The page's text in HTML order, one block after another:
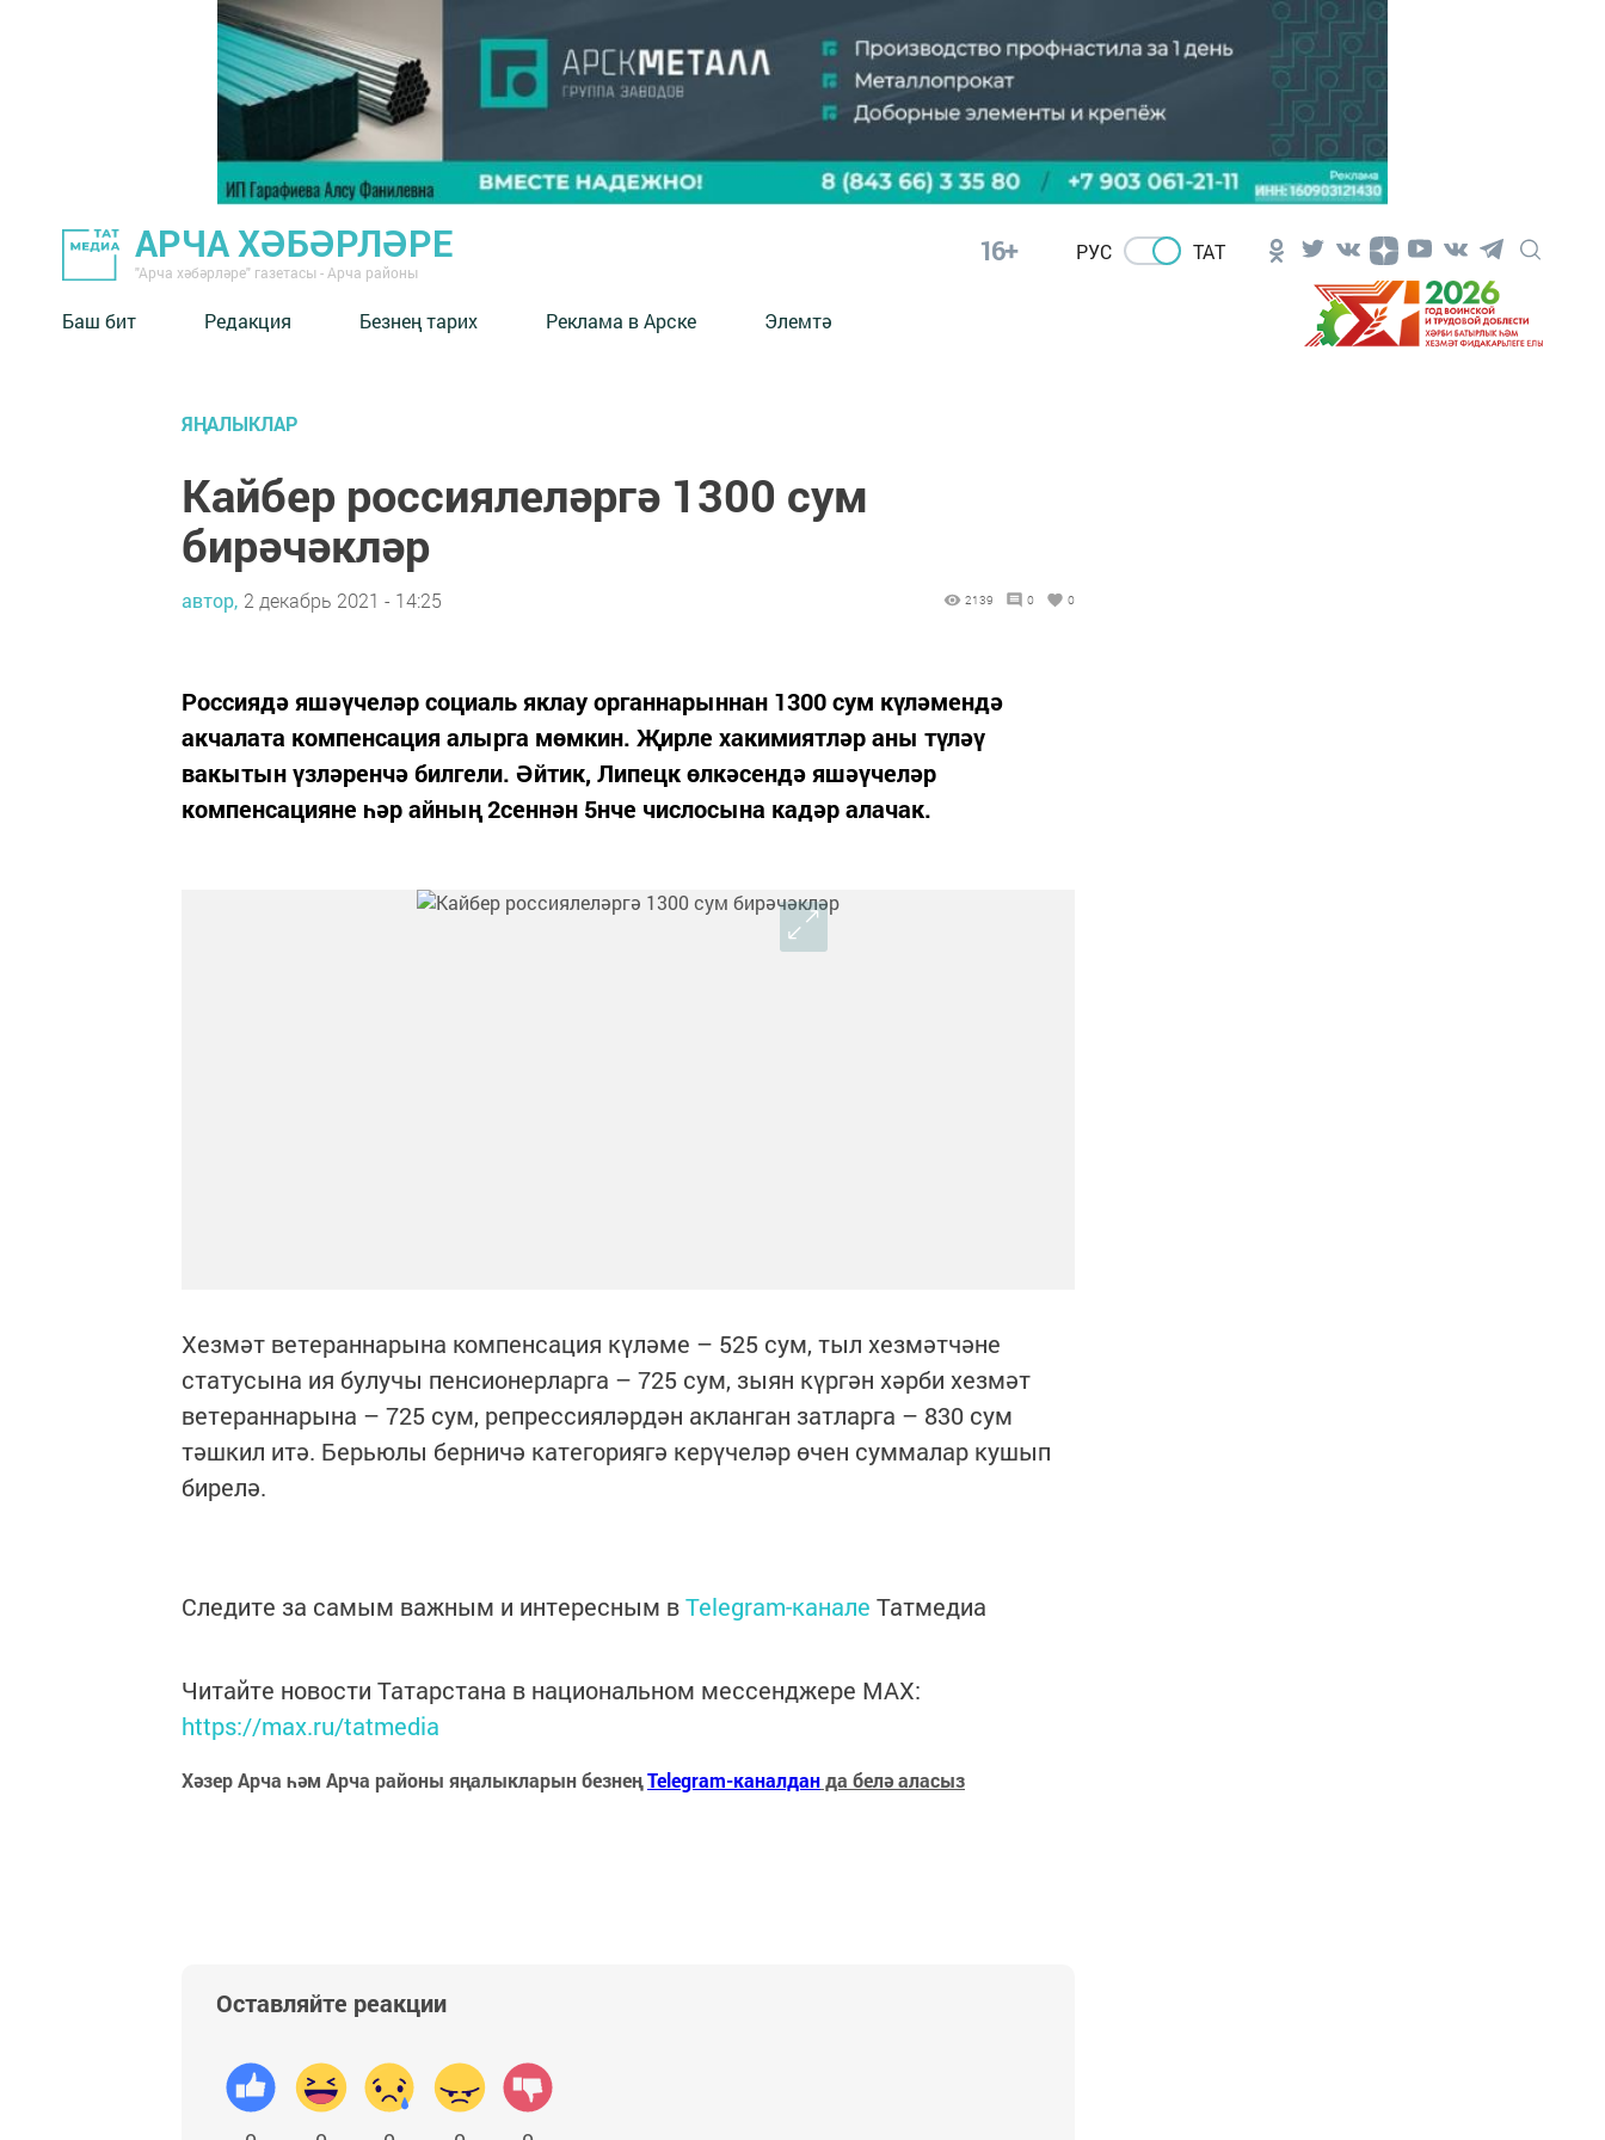
АРЧА ХӘБӘРЛӘРЕ
"Арча хәбәрләре" газетасы - Арча районы
16+ РУС ТАТ
Баш бит Редакция Безнең тарих Реклама в Арске Элемтә
ЯҢАЛЫКЛАР
Кайбер россиялеләргә 1300 сум
бирәчәкләр
автор, 2 декабрь 2021 - 14:25 2139 0 0
Россиядә яшәүчеләр социаль яклау органнарыннан 1300 сум күләмендә
акчалата компенсация алырга мөмкин. Җирле хакимиятләр аны түләү
вакытын үзләренчә билгели. Әйтик, Липецк өлкәсендә яшәүчеләр
компенсацияне һәр айның 2сеннән 5нче числосына кадәр алачак.
Хезмәт ветераннарына компенсация күләме – 525 сум, тыл хезмәтчәне
статусына ия булучы пенсионерларга – 725 сум, зыян күргән хәрби хезмәт
ветераннарына – 725 сум, репрессияләрдән акланган затларга – 830 сум
тәшкил итә. Берьюлы берничә категориягә керүчеләр өчен суммалар кушып
бирелә.
Следите за самым важным и интересным вTelegram-канале Татмедиа
Читайте новости Татарстана в национальном мессенджере MАХ:
https://max.ru/tatmedia
Хәзер Арча һәм Арча районы яңалыкларын безнеңTelegram-каналданда белә аласыз
Оставляйте реакции